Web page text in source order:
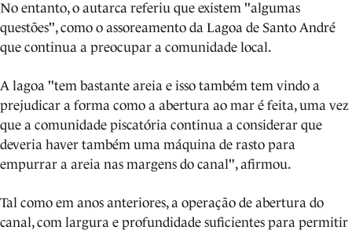
No entanto, o autarca referiu que existem "algumas
questões", como o assoreamento da Lagoa de Santo André
que continua a preocupar a comunidade local.
A lagoa "tem bastante areia e isso também tem vindo a
prejudicar a forma como a abertura ao mar é feita, uma vez
que a comunidade piscatória continua a considerar que
deveria haver também uma máquina de rasto para
empurrar a areia nas margens do canal", afirmou.
Tal como em anos anteriores, a operação de abertura do
canal, com largura e profundidade suficientes para permitir